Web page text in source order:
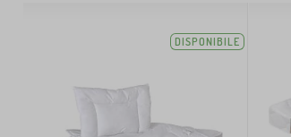
DISPONIBILE